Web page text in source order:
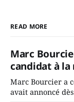
READ MORE
Marc
candidat à la
Marc Bourcier a
avait annoncé